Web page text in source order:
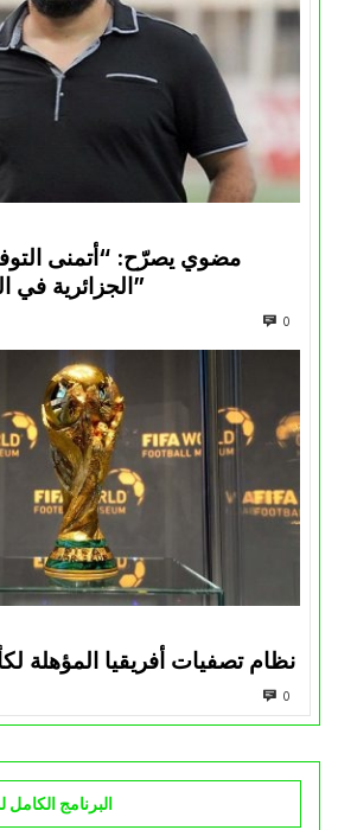
مضوي يصرّح: “أتمنى
الجزائرية في المسابقات القارية”
0
نظام تصفيات أفريقيا المؤهلة لكأس
0
البرنامج الكامل